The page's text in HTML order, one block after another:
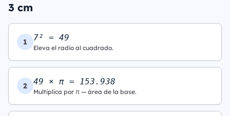
3 cm
1 7² = 49
Eleva el radio al cuadrado.
2 49 × π = 153.938
Multiplica por π — área de la base.